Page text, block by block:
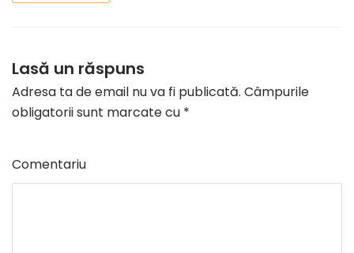
Lasă un răspuns
Adresa ta de email nu va fi publicată. Câmpurile
obligatorii sunt marcate cu *
Comentariu